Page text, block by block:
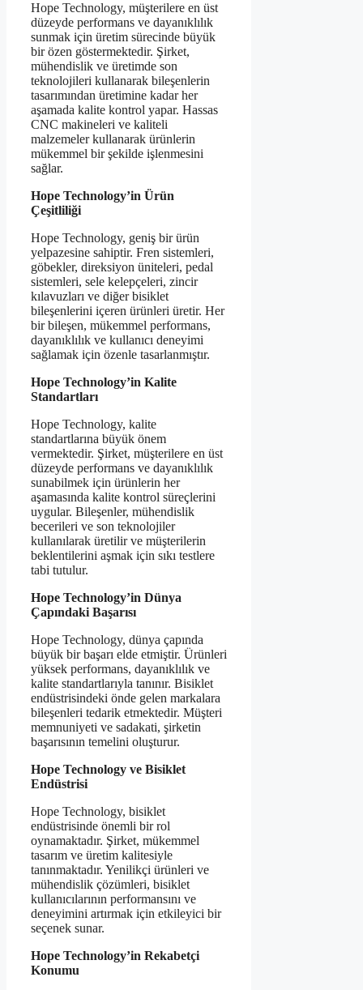
Hope Technology, müşterilere en üst
düzeyde performans ve dayanıklılık
sunmak için üretim sürecinde büyük
bir özen göstermektedir. Şirket,
mühendislik ve üretimde son
teknolojileri kullanarak bileşenlerin
tasarımından üretimine kadar her
aşamada kalite kontrol yapar. Hassas
CNC makineleri ve kaliteli
malzemeler kullanarak ürünlerin
mükemmel bir şekilde işlenmesini
sağlar.
Hope Technology’in Ürün
Çeşitliliği
Hope Technology, geniş bir ürün
yelpazesine sahiptir. Fren sistemleri,
göbekler, direksiyon üniteleri, pedal
sistemleri, sele kelepçeleri, zincir
kılavuzları ve diğer bisiklet
bileşenlerini içeren ürünleri üretir. Her
bir bileşen, mükemmel performans,
dayanıklılık ve kullanıcı deneyimi
sağlamak için özenle tasarlanmıştır.
Hope Technology’in Kalite
Standartları
Hope Technology, kalite
standartlarına büyük önem
vermektedir. Şirket, müşterilere en üst
düzeyde performans ve dayanıklılık
sunabilmek için ürünlerin her
aşamasında kalite kontrol süreçlerini
uygular. Bileşenler, mühendislik
becerileri ve son teknolojiler
kullanılarak üretilir ve müşterilerin
beklentilerini aşmak için sıkı testlere
tabi tutulur.
Hope Technology’in Dünya
Çapındaki Başarısı
Hope Technology, dünya çapında
büyük bir başarı elde etmiştir. Ürünleri
yüksek performans, dayanıklılık ve
kalite standartlarıyla tanınır. Bisiklet
endüstrisindeki önde gelen markalara
bileşenleri tedarik etmektedir. Müşteri
memnuniyeti ve sadakati, şirketin
başarısının temelini oluşturur.
Hope Technology ve Bisiklet
Endüstrisi
Hope Technology, bisiklet
endüstrisinde önemli bir rol
oynamaktadır. Şirket, mükemmel
tasarım ve üretim kalitesiyle
tanınmaktadır. Yenilikçi ürünleri ve
mühendislik çözümleri, bisiklet
kullanıcılarının performansını ve
deneyimini artırmak için etkileyici bir
seçenek sunar.
Hope Technology’in Rekabetçi
Konumu